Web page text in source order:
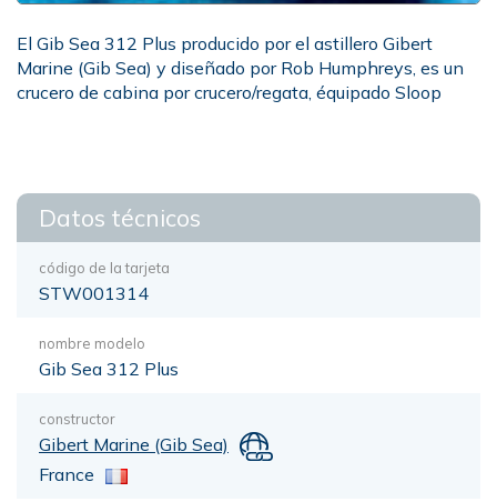
El Gib Sea 312 Plus producido por el astillero Gibert
Marine (Gib Sea) y diseñado por Rob Humphreys, es un
crucero de cabina por crucero/regata, équipado Sloop
Datos técnicos
código de la tarjeta
STW001314
nombre modelo
Gib Sea 312 Plus
constructor
Gibert Marine (Gib Sea)
France